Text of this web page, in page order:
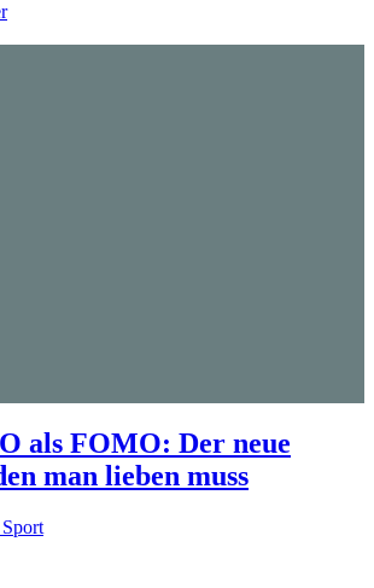
als FOMO: Der neue
man lieben muss